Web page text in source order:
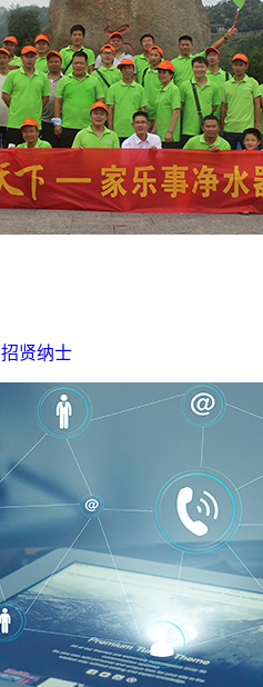
招贤纳士